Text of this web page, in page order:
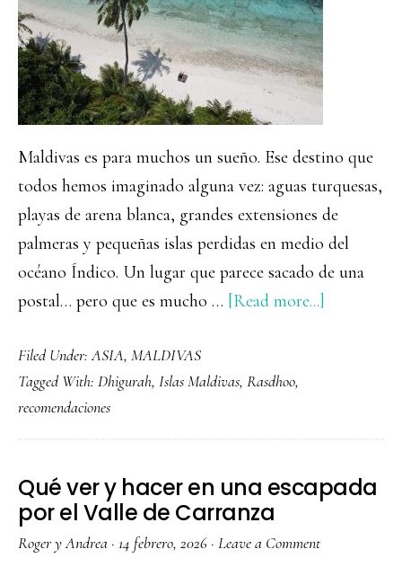
Maldivas es para muchos un sueño. Ese destino que
todos hemos imaginado alguna vez: aguas turquesas,
playas de arena blanca, grandes extensiones de
palmeras y pequeñas islas perdidas en medio del
océano Índico. Un lugar que parece sacado de una
postal… pero que es mucho … [Read more...]
Maldivas:
islas,
Filed Under:ASIA, MALDIVAS
Tagged With: Dhigurah, Islas Maldivas, Rasdhoo,
recomendaciones
Qué ver y hacer en una escapada
por el Valle de Carranza
Roger y Andrea · 14 febrero, 2026 · Leave a Comment